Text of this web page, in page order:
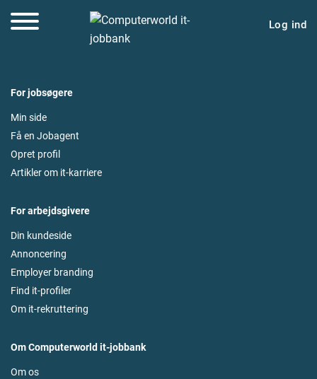
Log ind
For jobsøgere
Min side
Få en Jobagent
Opret profil
Artikler om it-karriere
For arbejdsgivere
Din kundeside
Annoncering
Employer branding
Find it-profiler
Om it-rekruttering
Om Computerworld it-jobbank
Om os